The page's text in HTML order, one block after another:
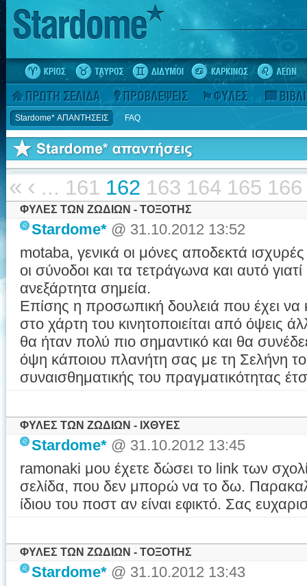
Stardome* ΑΠΑΝΤΗΣΕΙΣ FAQ
« ‹ ... 161 162 163 164 165 166
ΦΥΛΕΣ ΤΩΝ ΖΩΔΙΩΝ - ΤΟΞΟΤΗΣ
Stardome* @ 31.10.2012 13:52
motaba, γενικά οι μόνες αποδεκτά
οι σύνοδοι και τα τετράγωνα και αυτό γιατί
ανεξάρτητα σημεία.
Επίσης η προσωπική δουλειά που έχει να
στο χάρτη του κινητοποιείται από όψεις
θα ήταν πολύ πιο σημαντικό και θα
όψη κάποιου πλανήτη σας με τη Σελήνη
συναισθηματικής του πραγματικότητας
ΦΥΛΕΣ ΤΩΝ ΖΩΔΙΩΝ - ΙΧΘΥΕΣ
Stardome* @ 31.10.2012 13:45
ramonaki μου έχετε δώσει το link των
σελίδα, που δεν μπορώ να το δω.
ίδιου του ποστ αν είναι εφικτό. Σας
ΦΥΛΕΣ ΤΩΝ ΖΩΔΙΩΝ - ΤΟΞΟΤΗΣ
Stardome* @ 31.10.2012 13:43